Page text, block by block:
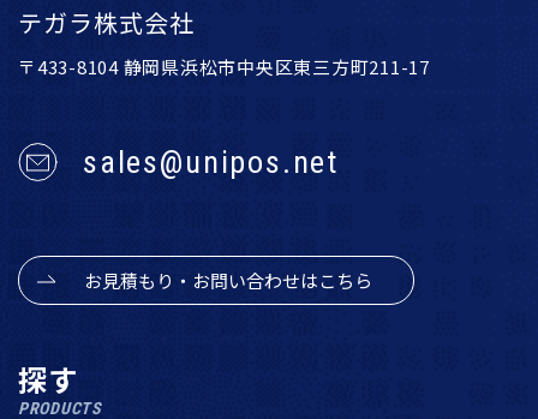
テガラ株式会社
〒433-8104 静岡県浜松市中央区東三方町211-17
sales@unipos.net
お見積もり・お問い合わせはこちら
探す
PRODUCTS